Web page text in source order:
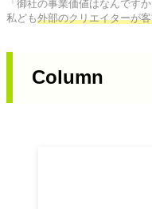
「御社の事業価値はなんです
私ども外部のクリエイターが
Column